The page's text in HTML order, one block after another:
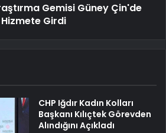
Gemisi Güney Çin'de
Hizmete Girdi
CHP Iğdır Kadın Kolları
Başkanı Kılıçtek Görevden
Alındığını Açıkladı